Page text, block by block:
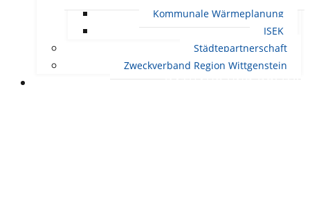
Kommunale Wärmeplanung
ISEK
Städtepartnerschaft
Zweckverband Region Wittgenstein
RATHAUS UND POLITIK